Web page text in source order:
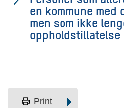
en kommune
men som ikke
oppholdstillatelse
print Print